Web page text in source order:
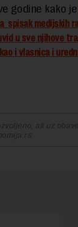
godine kako je
medijskih
u sve njihove
i vlasnica i
ali uz